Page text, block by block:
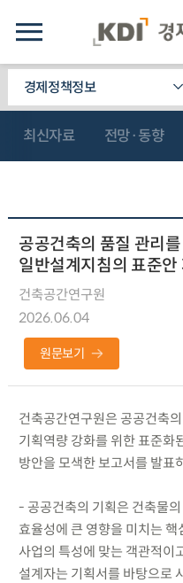
경제정책정보
최신자료 전망·동향
공공건축의 품질 관리
일반설계지침의 표준안
건축공간연구원
2026.06.04
원문보기
건축공간연구원은 공공건축
기획역량 강화를 위한 표준화
방안을 모색한 보고서를 발표
- 공공건축의 기획은 건축물
효율성에 큰 영향을 미치는
사업의 특성에 맞는 객관적이
설계자는 기획서를 바탕으로